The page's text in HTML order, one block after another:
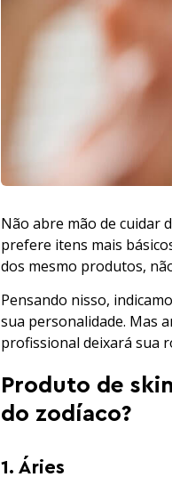
Não abre mão de cuidar
prefere itens mais
dos mesmo produtos,
Pensando nisso,
sua personalidade. Mas
profissional deixará sua
Produto de
do zodíaco?
1. Áries